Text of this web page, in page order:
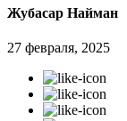
Жубасар Найман
27 февраля, 2025